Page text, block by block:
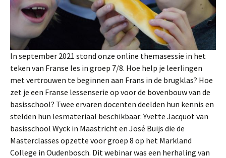
In september 2021 stond onze online themasessie in het
teken van Franse les in groep 7/8. Hoe help je leerlingen
met vertrouwen te beginnen aan Frans in de brugklas? Hoe
zet je een Franse lessenserie op voor de bovenbouw van de
basisschool? Twee ervaren docenten deelden hun kennis en
stelden hun lesmateriaal beschikbaar: Yvette Jacquot van
basisschool Wyck in Maastricht en José Buijs die de
Masterclasses opzette voor groep 8 op het Markland
College in Oudenbosch. Dit webinar was een herhaling van